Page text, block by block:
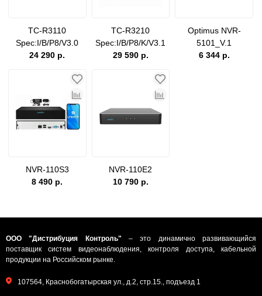
TC-R3110
Spec:I/B/P8/V3.0
24 290 р.
TC-R3210
Spec:I/B/P8/K/V3.1
29 590 р.
Optimus NVR-
5101_V.1
6 344 р.
NVR-110S3
8 490 р.
NVR-110E2
10 790 р.
ООО "Дистрибуция Контроль" – это динамично развивающийся
поставщик систем видеонаблюдения, контроля доступа, кабельной
продукции на Российском рынке.
107564, Краснобогатырская ул., д.2, стр.15., подъезд 1